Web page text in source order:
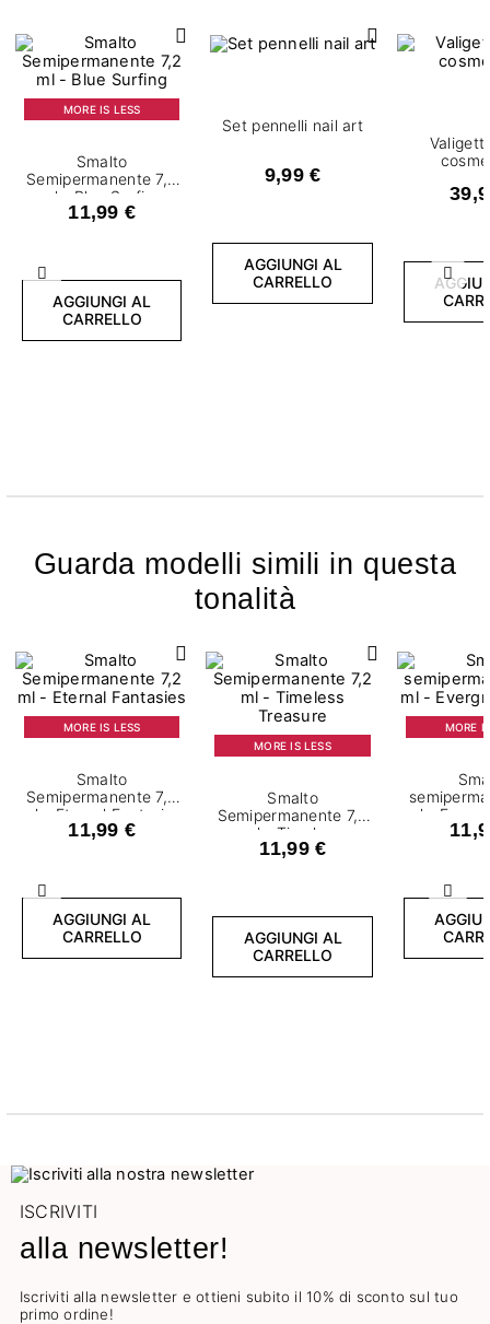
Precedente
MORE IS LESS
Smalto
Semipermanente 7,2
ml - Blue Surfing
11,99 €
AGGIUNGI AL
CARRELLO
Set pennelli nail art
9,99 €
AGGIUNGI AL
CARRELLO
Guarda modelli simili in questa
tonalità
Precedente
MORE IS LESS
Smalto
Semipermanente 7,2
ml - Eternal Fantasies
11,99 €
AGGIUNGI AL
CARRELLO
MORE IS LESS
Smalto
Semipermanente 7,2
ml - Timeless
Treasure
11,99 €
AGGIUNGI AL
CARRELLO
MORE
ml -
ISCRIVITI
alla newsletter!
Iscriviti alla newsletter e ottieni subito il 10% di sconto sul tuo
primo ordine!